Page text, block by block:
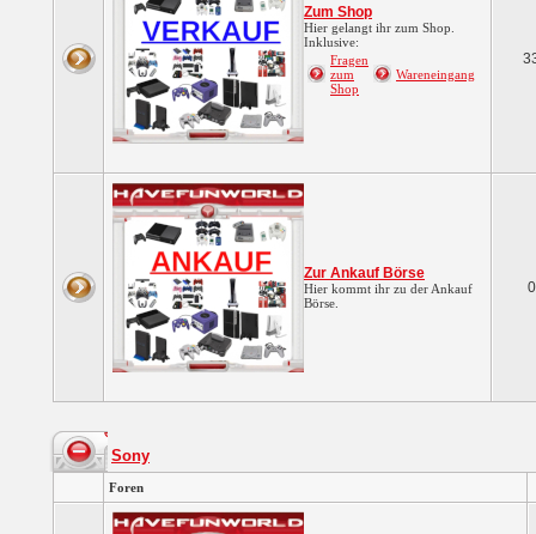
Zum Shop
Hier gelangt ihr zum Shop.
Inklusive:
Fragen
zum
Shop
Wareneingang
Zur Ankauf Börse
Hier kommt ihr zu der Ankauf
Börse.
0
Sony
Foren